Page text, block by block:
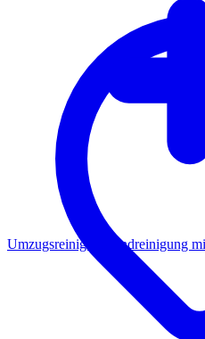
Umzugsreinigung Endreinigung